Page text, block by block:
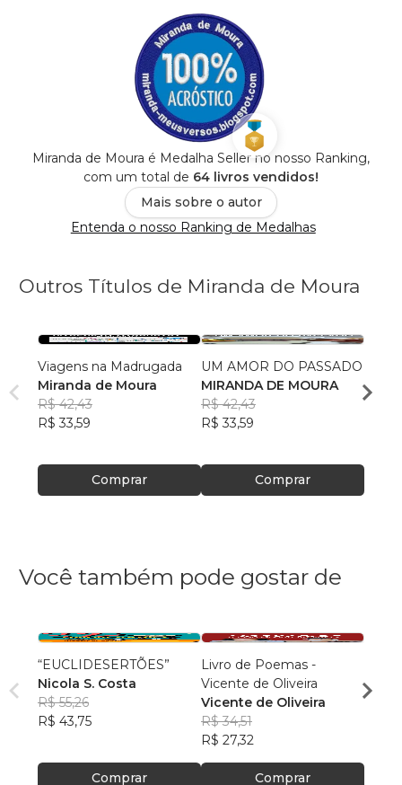
Miranda de Moura é Medalha Seller no nosso Ranking,
com um total de 64 livros vendidos!
Mais sobre o autor
Entenda o nosso Ranking de Medalhas
Outros Títulos de Miranda de Moura
Viagens na Madrugada
Miranda de Moura
R$ 42,43
R$ 33,59
Comprar
UM AMOR DO PASSADO
MIRANDA DE MOURA
R$ 42,43
R$ 33,59
Comprar
R$
Você também pode gostar de
“EUCLIDESERTÕES”
Nicola S. Costa
R$ 55,26
R$ 43,75
Comprar
Livro de Poemas -
Vicente de Oliveira
Vicente de Oliveira
R$ 34,51
R$ 27,32
Comprar
R$